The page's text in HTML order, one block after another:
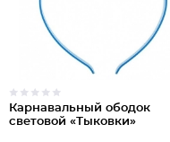
Карнавальный ободок
световой «Тыковки»